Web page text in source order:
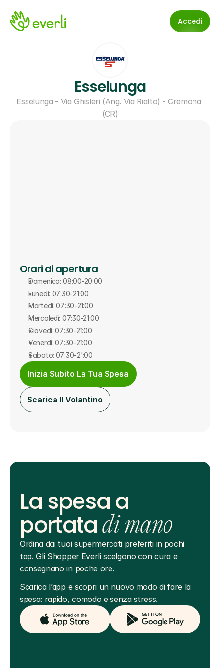
Accedi
Esselunga
Esselunga - Via Ghisleri (Ang. Via Rialto) - Cremona
(CR)
Orari di apertura
Domenica: 08:00-20:00
Lunedì: 07:30-21:00
Martedì: 07:30-21:00
Mercoledì: 07:30-21:00
Giovedì: 07:30-21:00
Venerdì: 07:30-21:00
Sabato: 07:30-21:00
Inizia Subito La Tua Spesa
Scarica Il Volantino
La spesa a
portatadi mano
Ordina dai tuoi supermercati preferiti in pochi
tap. Gli Shopper Everli scelgono con cura e
consegnano in poche ore.
Scarica l’app e scopri un nuovo modo di fare la
spesa: rapido, comodo e senza stress.